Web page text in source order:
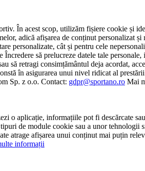
În acest scop, utilizăm fișiere cookie și
adică afișarea de conținut personalizat
personalizate, cât și pentru cele
să prelucreze datele tale
să retragi consimțământul deja acordat,
în asigurarea unui nivel ridicat al
Sp. z o.o. Contact: gdpr@sportano.ro Mai
o aplicație, informațiile pot fi descărcate
de module cookie sau a unor
atrage afișarea unui conținut mai puțin
informații